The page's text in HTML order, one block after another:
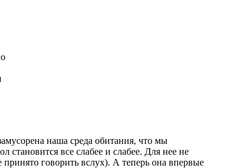
наша среда обитания, что мы
все слабее и слабее. Для нее не
говорить вслух). А теперь она впервые